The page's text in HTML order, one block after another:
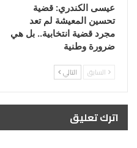
عيسى الكندري: قضية
تحسين المعيشة لم تعد
مجرد قضية انتخابية.. بل هي
ضرورة وطنية
السابق التالي
اترك تعليق